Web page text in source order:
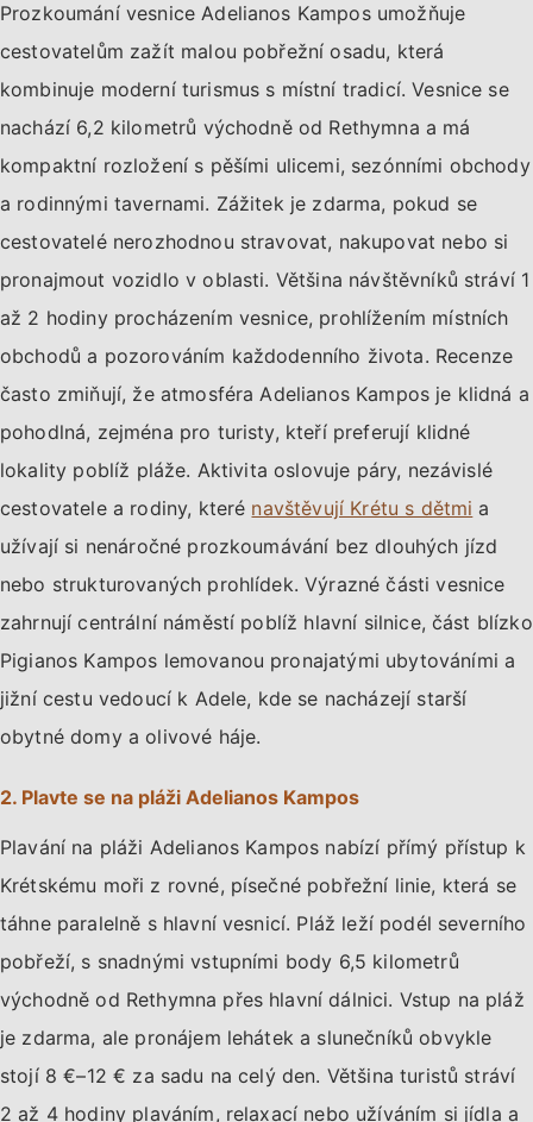
Prozkoumání vesnice Adelianos Kampos umožňuje
cestovatelům zažít malou pobřežní osadu, která
kombinuje moderní turismus s místní tradicí. Vesnice se
nachází 6,2 kilometrů východně od Rethymna a má
kompaktní rozložení s pěšími ulicemi, sezónními obchody
a rodinnými tavernami. Zážitek je zdarma, pokud se
cestovatelé nerozhodnou stravovat, nakupovat nebo si
pronajmout vozidlo v oblasti. Většina návštěvníků stráví 1
až 2 hodiny procházením vesnice, prohlížením místních
obchodů a pozorováním každodenního života. Recenze
často zmiňují, že atmosféra Adelianos Kampos je klidná a
pohodlná, zejména pro turisty, kteří preferují klidné
lokality poblíž pláže. Aktivita oslovuje páry, nezávislé
cestovatele a rodiny, které navštěvují Krétu s dětmi a
užívají si nenáročné prozkoumávání bez dlouhých jízd
nebo strukturovaných prohlídek. Výrazné části vesnice
zahrnují centrální náměstí poblíž hlavní silnice, část blízko
Pigianos Kampos lemovanou pronajatými ubytováními a
jižní cestu vedoucí k Adele, kde se nacházejí starší
obytné domy a olivové háje.
2. Plavte se na pláži Adelianos Kampos
Plavání na pláži Adelianos Kampos nabízí přímý přístup k
Krétskému moři z rovné, písečné pobřežní linie, která se
táhne paralelně s hlavní vesnicí. Pláž leží podél severního
pobřeží, s snadnými vstupními body 6,5 kilometrů
východně od Rethymna přes hlavní dálnici. Vstup na pláž
je zdarma, ale pronájem lehátek a slunečníků obvykle
stojí 8 €–12 € za sadu na celý den. Většina turistů stráví
2 až 4 hodiny plaváním, relaxací nebo užíváním si jídla a